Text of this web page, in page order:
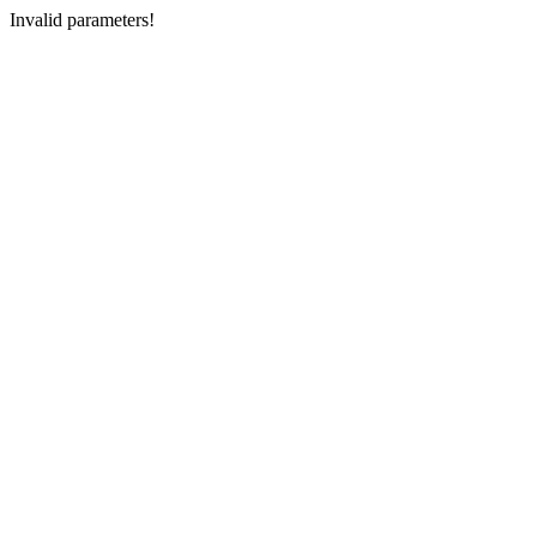
Invalid parameters!